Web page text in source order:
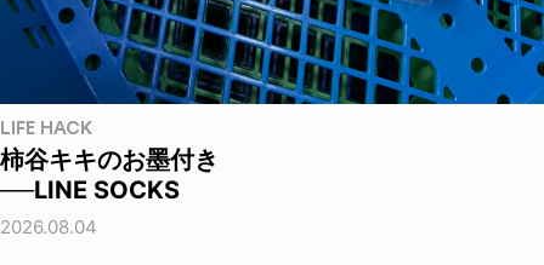
LIFE HACK
柿谷キキのお墨付き
──LINE SOCKS
2026.08.04